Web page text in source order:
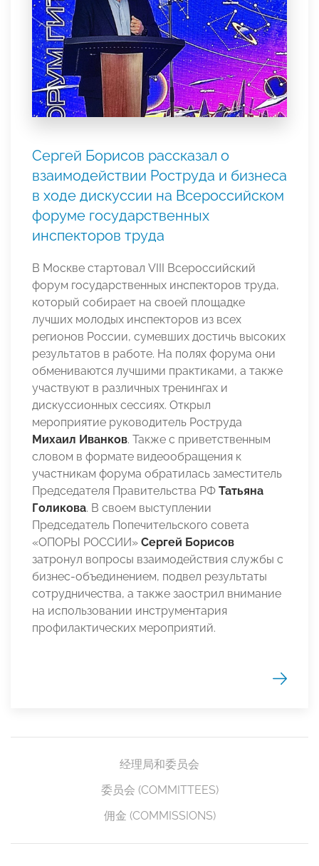
Сергей Борисов рассказал о
взаимодействии Роструда и бизнеса
в ходе дискуссии на Всероссийском
форуме государственных
инспекторов труда
В Москве стартовал VIII Всероссийский
форум государственных инспекторов труда,
который собирает на своей площадке
лучших молодых инспекторов из всех
регионов России, сумевших достичь высоких
результатов в работе. На полях форума они
обмениваются лучшими практиками, а также
участвуют в различных тренингах и
дискуссионных сессиях. Открыл
мероприятие руководитель Роструда
Михаил Иванков. Также с приветственным
словом в формате видеообращения к
участникам форума обратилась заместитель
Председателя Правительства РФ Татьяна
Голикова. В своем выступлении
Председатель Попечительского совета
«ОПОРЫ РОССИИ» Сергей Борисов
затронул вопросы взаимодействия службы с
бизнес-объединением, подвел результаты
сотрудничества, а также заострил внимание
на использовании инструментария
профилактических мероприятий.
经理局和委员会
委员会 (COMMITTEES)
佣金 (COMMISSIONS)